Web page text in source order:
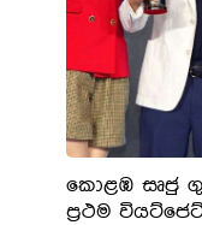
කොළඹ සෘජු
ප්‍රථම